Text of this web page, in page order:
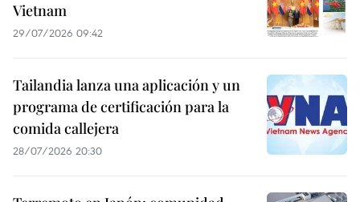
Vietnam
29/07/2026 09:42
Tailandia lanza una aplicación y un
programa de certificación para la
comida callejera
28/07/2026 20:30